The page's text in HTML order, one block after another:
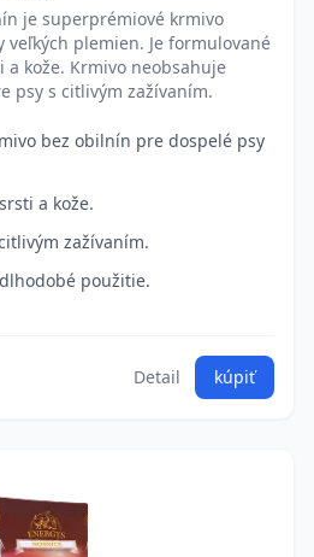
je superprémiové krmivo
veľkých plemien. Je formulované
kože. Krmivo neobsahuje
psy s citlivým zažívaním.
bez obilnín pre dospelé psy
a kože.
zažívaním.
použitie.
Detail kúpiť